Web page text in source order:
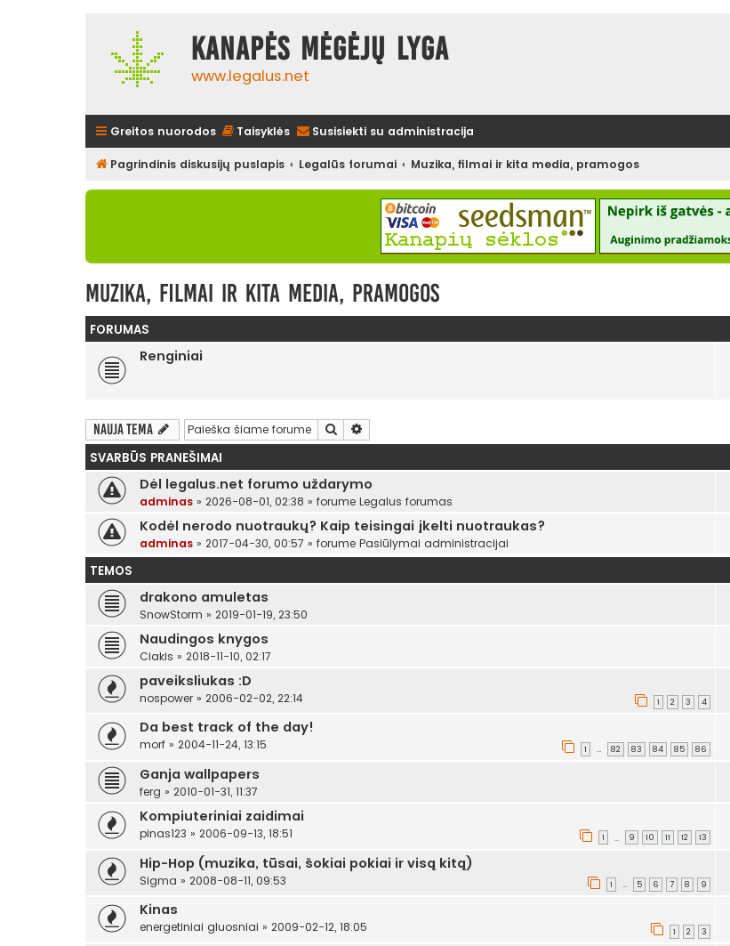
Kanapės mėgėjų lyga
www.legalus.net
Greitos nuorodos Taisyklės Susisiekti su administracija
Pagrindinis diskusijų puslapis Legalūs forumai Muzika, filmai ir kita media, pramogos
Muzika, filmai ir kita media, pramogos
FORUMAS
Renginiai
Nauja tema Ieškoti
SVARBŪS PRANEŠIMAI
Dėl legalus.net forumo uždarymo
adminas » 2026-08-01, 02:38 » forume Legalus forumas
Kodėl nerodo nuotraukų? Kaip teisingai įkelti nuotraukas?
adminas » 2017-04-30, 00:57 » forume Pasiūlymai administracijai
TEMOS
drakono amuletas
SnowStorm » 2019-01-19, 23:50
Naudingos knygos
Ciakis » 2018-11-10, 02:17
paveiksliukas :D
nospower » 2006-02-02, 22:14 1 2 3 4
Da best track of the day!
morf » 2004-11-24, 13:15 1 … 82 83 84 85 86
Ganja wallpapers
ferg » 2010-01-31, 11:37
Kompiuteriniai zaidimai
pinas123 » 2006-09-13, 18:51 1 … 9 10 11 12 13
Hip-Hop (muzika, tūsai, šokiai pokiai ir visą kitą)
Sigma » 2008-08-11, 09:53 1 … 5 6 7 8 9
Kinas
energetiniai gluosniai » 2009-02-12, 18:05 1 2 3